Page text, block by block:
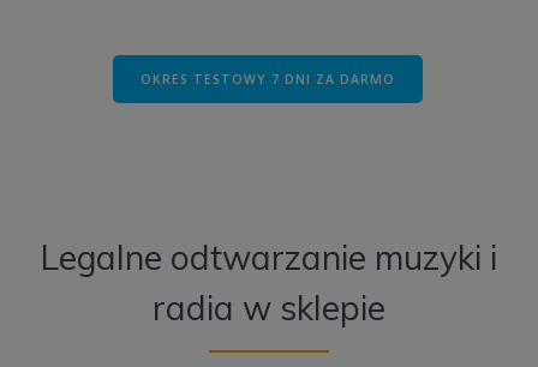
OKRES TESTOWY 7 DNI ZA DARMO
Legalne odtwarzanie muzyki i
radia w sklepie